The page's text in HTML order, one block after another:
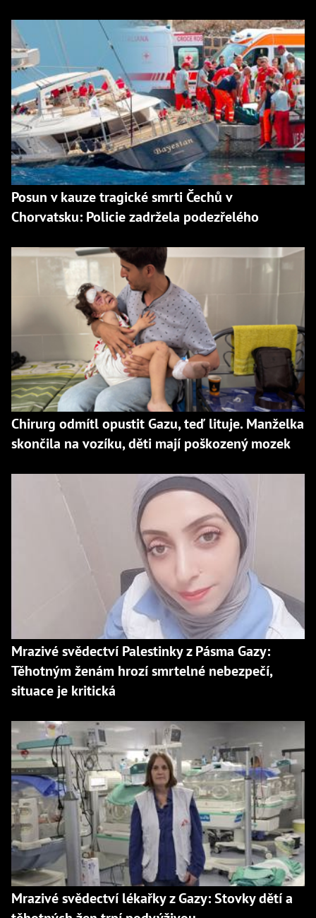
Posun v kauze tragické smrti Čechů v
Chorvatsku: Policie zadržela podezřelého
Chirurg odmítl opustit Gazu, teď lituje. Manželka
skončila na vozíku, děti mají poškozený mozek
Mrazivé svědectví Palestinky z Pásma Gazy:
Těhotným ženám hrozí smrtelné nebezpečí,
situace je kritická
Mrazivé svědectví lékařky z Gazy: Stovky dětí a